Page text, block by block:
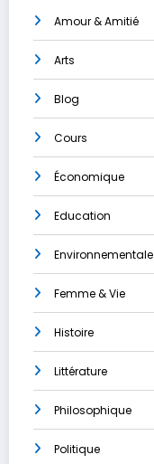
Amour & Amitié
Arts
Blog
Cours
Économique
Education
Environnementale
Femme & Vie
Histoire
Littérature
Philosophique
Politique